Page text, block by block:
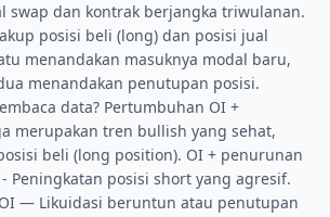
swap dan kontrak berjangka triwulanan.
posisi beli (long) dan posisi jual
menandakan masuknya modal baru,
menandakan penutupan posisi.
data? Pertumbuhan OI +
merupakan tren bullish yang sehat,
beli (long position). OI + penurunan
- Peningkatan posisi short yang agresif.
— Likuidasi beruntun atau penutupan